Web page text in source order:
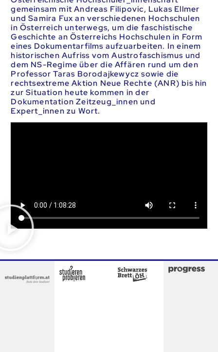
gemeinsam mit Andreas Filipovic, Lukas Ellmer
und Samira Fux an verschiedenen Hochschulen
in Österreich unterwegs, um die faschistische
Geschichte an Österreichs Hochschulen in Form
eines Dokumentarfilms aufzuarbeiten. In einem
historischen Aufriss vom Austrofaschismus und
dem NS-Regime über die Affären rund um den
Professor Taras Borodajkewycz sowie die
rechtsextreme Aktion Neue Rechte (ANR) bis hin
zur Situation heute kommen in der
Dokumentation Zeitzeug_innen und
Expert_innen zu Wort.